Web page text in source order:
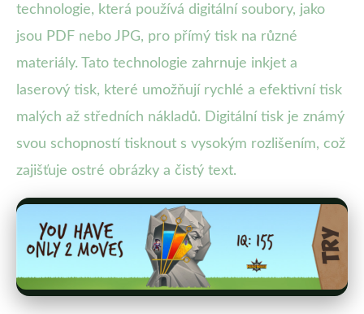
technologie, která používá digitální soubory, jako
jsou PDF nebo JPG, pro přímý tisk na různé
materiály. Tato technologie zahrnuje inkjet a
laserový tisk, které umožňují rychlé a efektivní tisk
malých až středních nákladů. Digitální tisk je známý
svou schopností tisknout s vysokým rozlišením, což
zajišťuje ostré obrázky a čistý text.